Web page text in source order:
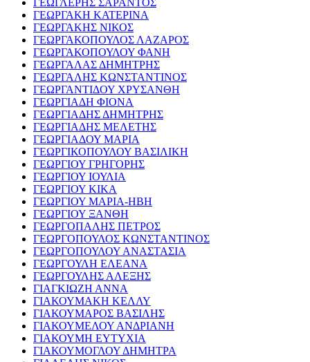
ΓΕΩΓΛΕΡΗΣ ΣΑΡΑΝΤΟΣ
ΓΕΩΡΓΑΚΗ ΚΑΤΕΡΙΝΑ
ΓΕΩΡΓΑΚΗΣ ΝΙΚΟΣ
ΓΕΩΡΓΑΚΟΠΟΥΛΟΣ ΛΑΖΑΡΟΣ
ΓΕΩΡΓΑΚΟΠΟΥΛΟΥ ΦΑΝΗ
ΓΕΩΡΓΑΛΑΣ ΔΗΜΗΤΡΗΣ
ΓΕΩΡΓΑΛΗΣ ΚΩΝΣΤΑΝΤΙΝΟΣ
ΓΕΩΡΓΑΝΤΙΔΟΥ ΧΡΥΣΑΝΘΗ
ΓΕΩΡΓΙΑΔΗ ΦΙΟΝΑ
ΓΕΩΡΓΙΑΔΗΣ ΔΗΜΗΤΡΗΣ
ΓΕΩΡΓΙΑΔΗΣ ΜΕΛΕΤΗΣ
ΓΕΩΡΓΙΑΔΟΥ ΜΑΡΙΑ
ΓΕΩΡΓΙΚΟΠΟΥΛΟΥ ΒΑΣΙΛΙΚΗ
ΓΕΩΡΓΙΟΥ ΓΡΗΓΟΡΗΣ
ΓΕΩΡΓΙΟΥ ΙΟΥΛΙΑ
ΓΕΩΡΓΙΟΥ ΚΙΚΑ
ΓΕΩΡΓΙΟΥ ΜΑΡΙΑ-ΗΒΗ
ΓΕΩΡΓΙΟΥ ΞΑΝΘΗ
ΓΕΩΡΓΟΠΑΛΗΣ ΠΕΤΡΟΣ
ΓΕΩΡΓΟΠΟΥΛΟΣ ΚΩΝΣΤΑΝΤΙΝΟΣ
ΓΕΩΡΓΟΠΟΥΛΟΥ ΑΝΑΣΤΑΣΙΑ
ΓΕΩΡΓΟΥΛΗ ΕΛΕΑΝΑ
ΓΕΩΡΓΟΥΛΗΣ ΑΛΕΞΗΣ
ΓΙΑΓΚΙΩΖΗ ΑΝΝΑ
ΓΙΑΚΟΥΜΑΚΗ ΚΕΛΛΥ
ΓΙΑΚΟΥΜΑΡΟΣ ΒΑΣΙΛΗΣ
ΓΙΑΚΟΥΜΕΛΟΥ ΑΝΔΡΙΑΝΗ
ΓΙΑΚΟΥΜΗ ΕΥΤΥΧΙΑ
ΓΙΑΚΟΥΜΟΓΛΟΥ ΔΗΜΗΤΡΑ